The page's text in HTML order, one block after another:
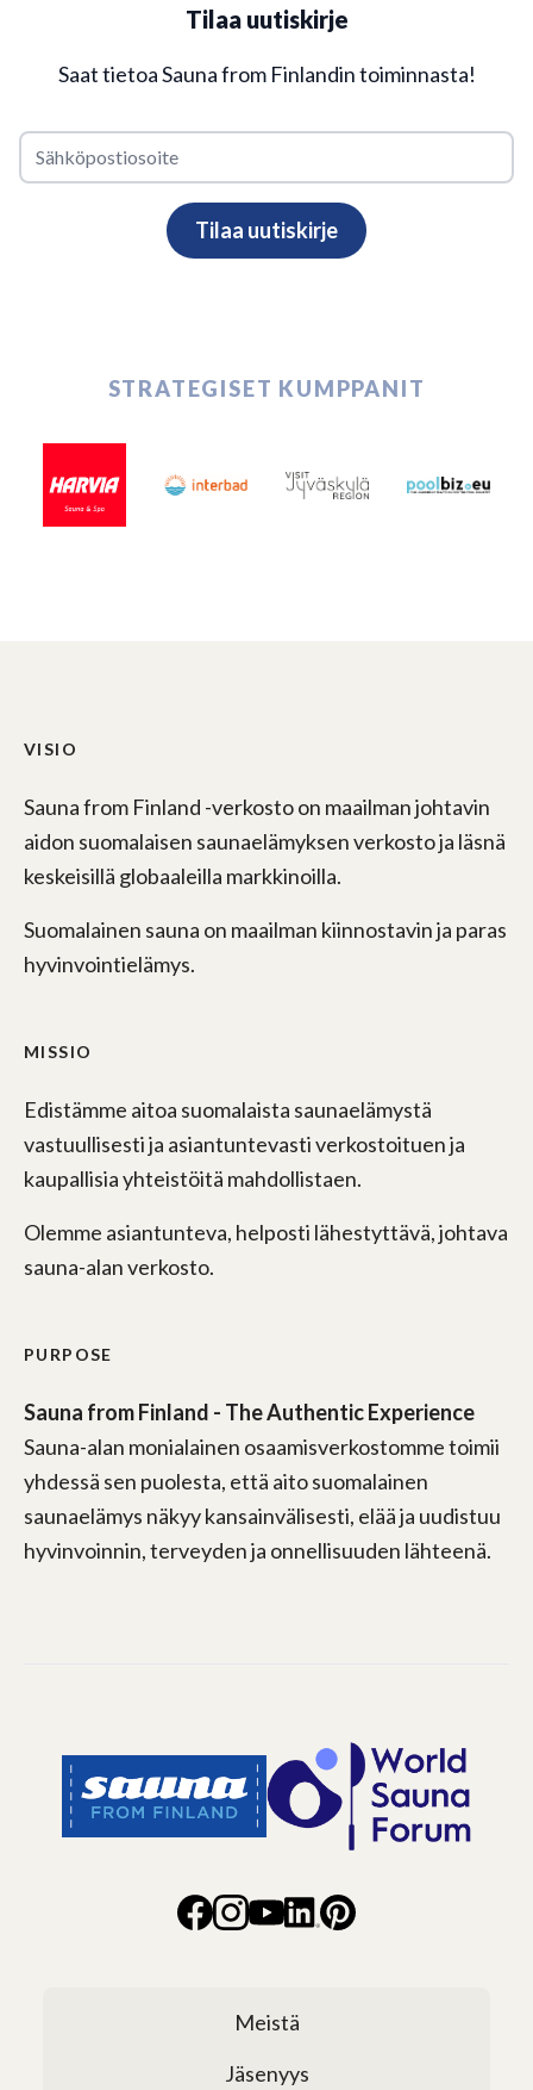
Tilaa uutiskirje
Saat tietoa Sauna from Finlandin toiminnasta!
STRATEGISET KUMPPANIT
VISIO
Sauna from Finland -verkosto on maailman johtavin
aidon suomalaisen saunaelämyksen verkosto ja läsnä
keskeisillä globaaleilla markkinoilla.
Suomalainen sauna on maailman kiinnostavin ja paras
hyvinvointielämys.
MISSIO
Edistämme aitoa suomalaista saunaelämystä
vastuullisesti ja asiantuntevasti verkostoituen ja
kaupallisia yhteistöitä mahdollistaen.
Olemme asiantunteva, helposti lähestyttävä, johtava
sauna-alan verkosto.
PURPOSE
Sauna from Finland - The Authentic Experience
Sauna-alan monialainen osaamisverkostomme toimii
yhdessä sen puolesta, että aito suomalainen
saunaelämys näkyy kansainvälisesti, elää ja uudistuu
hyvinvoinnin, terveyden ja onnellisuuden lähteenä.
Meistä
Jäsenyys